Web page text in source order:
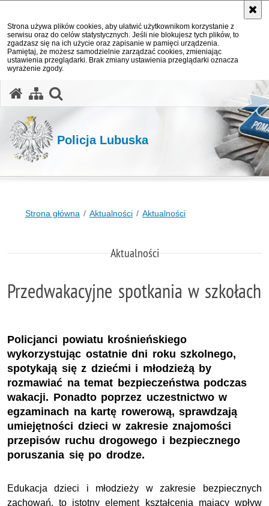
Strona używa plików cookies, aby ułatwić użytkownikom korzystanie z
serwisu oraz do celów statystycznych. Jeśli nie blokujesz tych plików, to
zgadzasz się na ich użycie oraz zapisanie w pamięci urządzenia.
Pamiętaj, że możesz samodzielnie zarządzać cookies, zmieniając
ustawienia przeglądarki. Brak zmiany ustawienia przeglądarki oznacza
wyrażenie zgody.
Policja Lubuska
Strona główna Aktualności Aktualności
Aktualności
Przedwakacyjne spotkania w szkołach
Policjanci powiatu krośnieńskiego
wykorzystując ostatnie dni roku szkolnego,
spotykają się z dziećmi i młodzieżą by
rozmawiać na temat bezpieczeństwa podczas
wakacji. Ponadto poprzez uczestnictwo w
egzaminach na kartę rowerową, sprawdzają
umiejętności dzieci w zakresie znajomości
przepisów ruchu drogowego i bezpiecznego
poruszania się po drodze.
Edukacja dzieci i młodzieży w zakresie bezpiecznych
zachowań, to istotny element kształcenia mający wpływ